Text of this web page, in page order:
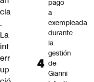
cia
.
La
int
err
up
pago
a
exempleada
durante
la
gestión
de
Gianni